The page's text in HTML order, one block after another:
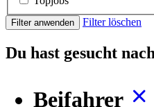
Filter anwenden Filter löschen
Du hast gesucht
Beifahrer